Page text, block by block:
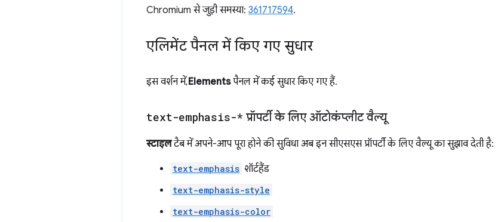
Chromium से जुड़ी समस्या: 361717594.
एलिमेंट पैनल में किए गए सुधार
इस वर्शन में,Elementsपैनल में कई सुधार किए गए हैं.
text-emphasis-* प्रॉपर्टी के लिए ऑटोकंप्लीट वैल्यू
स्टाइलटैब में अपने-आप पूरा होने की सुविधा अब इन सीएसएस प्रॉपर्टी के लिए वैल्यू का सुझाव देती है:
text-emphasis शॉर्टहैंड
text-emphasis-style
text-emphasis-color